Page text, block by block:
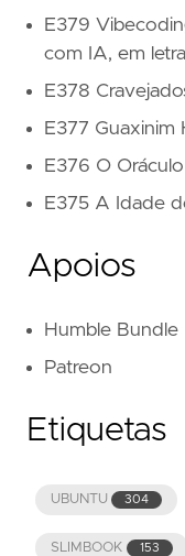
E379
com IA, em
E378
E377 Guaxinim
E376 O
E375 A Idade
Apoios
Humble Bundle
Patreon
Etiquetas
UBUNTU 304
SLIMBOOK 153